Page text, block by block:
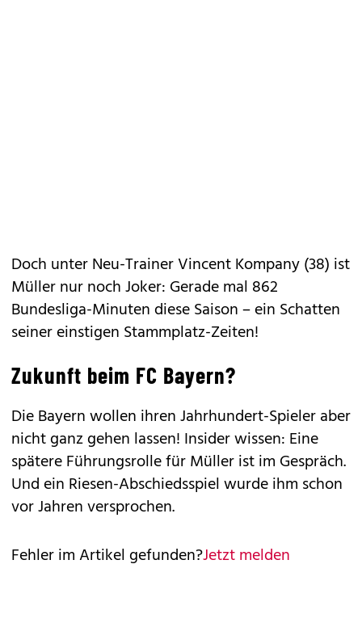
Doch unter Neu-Trainer Vincent Kompany (38) ist
Müller nur noch Joker: Gerade mal 862
Bundesliga-Minuten diese Saison – ein Schatten
seiner einstigen Stammplatz-Zeiten!
Zukunft beim FC Bayern?
Die Bayern wollen ihren Jahrhundert-Spieler aber
nicht ganz gehen lassen! Insider wissen: Eine
spätere Führungsrolle für Müller ist im Gespräch.
Und ein Riesen-Abschiedsspiel wurde ihm schon
vor Jahren versprochen.
Fehler im Artikel gefunden?Jetzt melden